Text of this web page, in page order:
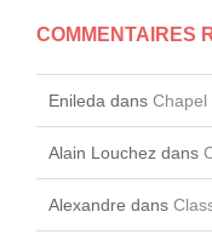
COMMENTAIRES
Enileda dans Chapel
Alain Louchez dans
Alexandre dans